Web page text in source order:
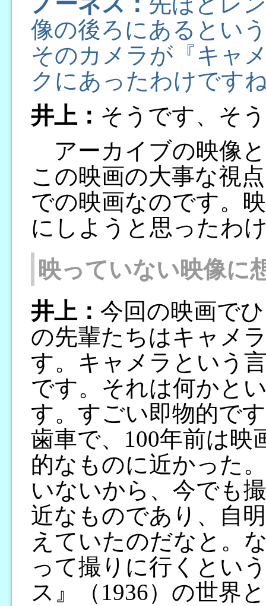
像の後ろにあるとい
そのカメラが『キャ
クにあったわけです
井上： そうです、そ
アーカイブの映像
この映画の大事な視
での映画なのです。
にしようと思ったわ
映っていない映像に
井上： 今回の映画で
の先輩たちはキャメ
す。キャメラという
です。それは何かと
す。すごい即物的で
歯車で、100年前は
的なものに近かった
いないから、今でも
近なものであり、自
えていたのだなと。
って撮りに行くとい
ス』（1936）の世界